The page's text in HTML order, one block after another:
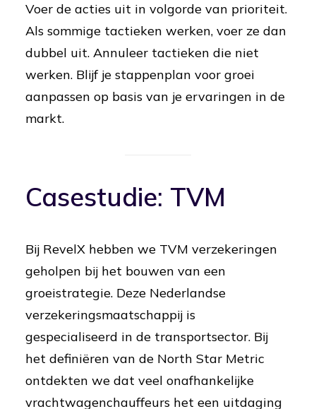
Voer de acties uit in volgorde van prioriteit.
Als sommige tactieken werken, voer ze dan
dubbel uit. Annuleer tactieken die niet
werken. Blijf je stappenplan voor groei
aanpassen op basis van je ervaringen in de
markt.
Casestudie: TVM
Bij RevelX hebben we TVM verzekeringen
geholpen bij het bouwen van een
groeistrategie. Deze Nederlandse
verzekeringsmaatschappij is
gespecialiseerd in de transportsector. Bij
het definiëren van de North Star Metric
ontdekten we dat veel onafhankelijke
vrachtwagenchauffeurs het een uitdaging